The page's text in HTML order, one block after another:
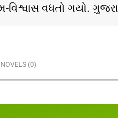
વધતો ગયો.
NOVELS (0)